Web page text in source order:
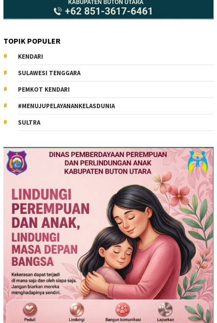
TOPIK POPULER
KENDARI
SULAWESI TENGGARA
PEMKOT KENDARI
#MENUJUPELAYANANKELASDUNIA
SULTRA